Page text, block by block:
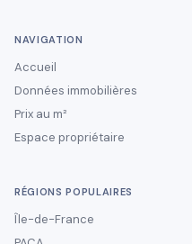
NAVIGATION
Accueil
Données immobilières
Prix au m²
Espace propriétaire
RÉGIONS POPULAIRES
Île-de-France